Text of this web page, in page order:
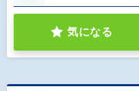
気になる